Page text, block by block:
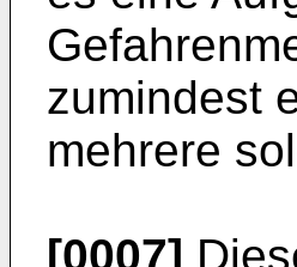
zumindest
mehrere
[0007]